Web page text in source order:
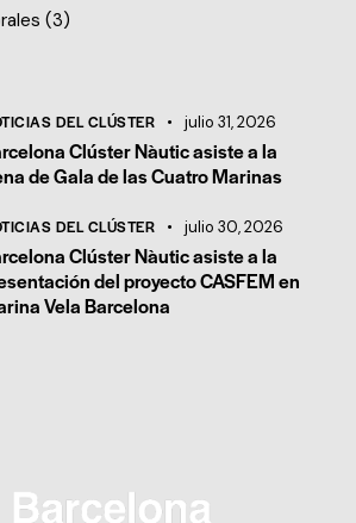
(3)
DEL CLÚSTER julio 31, 2026
Clúster Nàutic asiste a la
de Gala de las Cuatro Marinas
DEL CLÚSTER julio 30, 2026
Clúster Nàutic asiste a la
del proyecto CASFEM en
Vela Barcelona